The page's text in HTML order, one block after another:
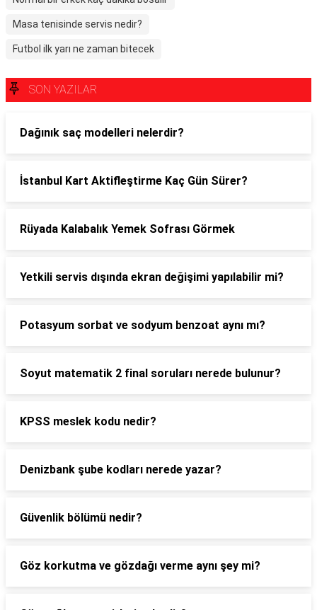
Masa tenisinde servis nedir?
Futbol ilk yarı ne zaman bitecek
SON YAZILAR
Dağınık saç modelleri nelerdir?
İstanbul Kart Aktifleştirme Kaç Gün Sürer?
Rüyada Kalabalık Yemek Sofrası Görmek
Yetkili servis dışında ekran değişimi yapılabilir mi?
Potasyum sorbat ve sodyum benzoat aynı mı?
Soyut matematik 2 final soruları nerede bulunur?
KPSS meslek kodu nedir?
Denizbank şube kodları nerede yazar?
Güvenlik bölümü nedir?
Göz korkutma ve gözdağı verme aynı şey mi?